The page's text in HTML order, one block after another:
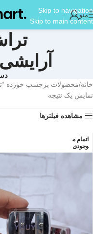
Skip to navigation
Skip to main content
منو
خانه محصولات برچسب خورده
نمایش یک نتیجه
مشاهده فیلترها
اتمام م
وجودی